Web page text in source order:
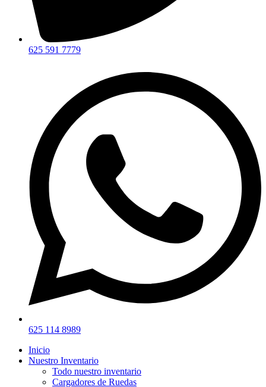
625 591 7779​
625 114 8989
Inicio
Nuestro Inventario
Todo nuestro inventario
Cargadores de Ruedas